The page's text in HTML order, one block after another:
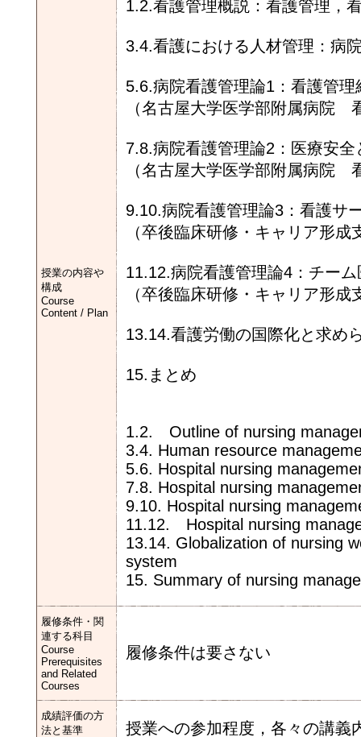
授業の内容や
構成
Course
Content / Plan
1.2.看護管理概説：看護管理，
3.4.看護における人材管理：病
5.6.病院看護管理論1：看護管
（名古屋大学医学部附属病院
7.8.病院看護管理論2：医療安
（名古屋大学医学部附属病院
9.10.病院看護管理論3：看護サ
（卒後臨床研修・キャリア形成
11.12.病院看護管理論4：チー
（卒後臨床研修・キャリア形成
13.14.看護労働の国際化と求め
15.まとめ
1.2. Outline of nursing
3.4. Human resource
5.6. Hospital nursing
7.8. Hospital nursing
9.10. Hospital nursing
11.12. Hospital nursing
13.14. Globalization of nursing
system
15. Summary of nursing
履修条件・関
連する科目
Course
Prerequisites
and Related
Courses
履修条件は要さない
成績評価の方
法と基準
授業への参加程度，各々の講義